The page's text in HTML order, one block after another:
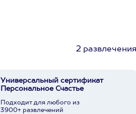
2
Универсальный сертификат
Персональное Счастье
Подходит для любого из
3900+ развлечений